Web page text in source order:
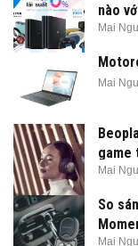
nào
Mai
Mai
game
Mai
So
Mai